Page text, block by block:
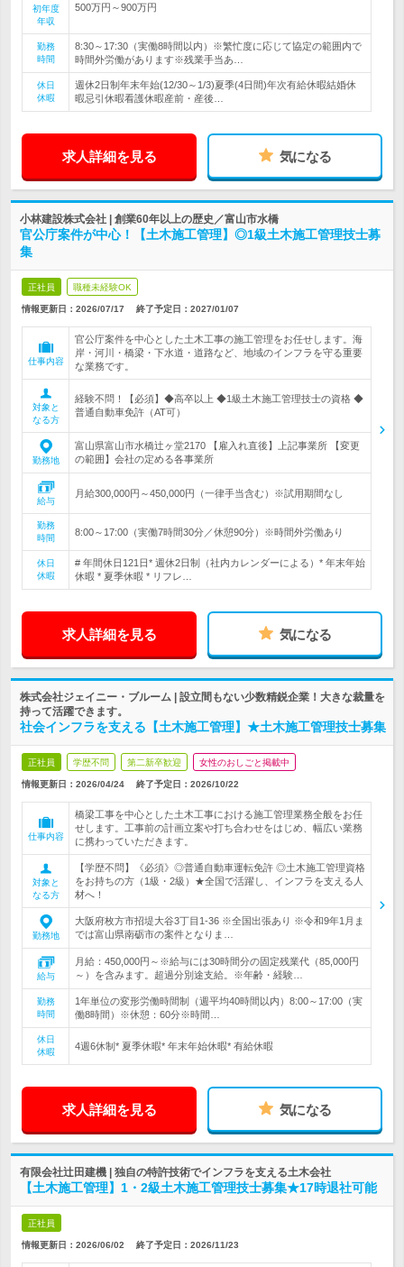
初年度
年収
500万円～900万円
勤務
時間
8:30～17:30（実働8時間以内）※繁忙度に応じて協定の範囲内で
時間外労働があります※残業手当あ…
休日
休暇
週休2日制年末年始(12/30～1/3)夏季(4日間)年次有給休暇結婚休
暇忌引休暇看護休暇産前・産後…
求人詳細を見る 気になる
小林建設株式会社 | 創業60年以上の歴史／富山市水橋
官公庁案件が中心！【土木施工管理】◎1級土木施工管理技士募
集
正社員 職種未経験OK
情報更新日：2026/07/17 終了予定日： 2027/01/07
仕事内容
官公庁案件を中心とした土木工事の施工管理をお任せします。海
岸・河川・橋梁・下水道・道路など、地域のインフラを守る重要
な業務です。
対象と
なる方
経験不問！【必須】◆高卒以上 ◆1級土木施工管理技士の資格 ◆
普通自動車免許（AT可）
勤務地
富山県富山市水橋辻ヶ堂2170 【雇入れ直後】上記事業所 【変更
の範囲】会社の定める各事業所
給与
月給300,000円～450,000円（一律手当含む）※試用期間なし
勤務
時間
8:00～17:00（実働7時間30分／休憩90分）※時間外労働あり
休日
休暇
# 年間休日121日* 週休2日制（社内カレンダーによる）* 年末年始
休暇 * 夏季休暇 * リフレ…
求人詳細を見る 気になる
株式会社ジェイニー・ブルーム | 設立間もない少数精鋭企業！大きな裁量を
持って活躍できます。
社会インフラを支える【土木施工管理】★土木施工管理技士募集
正社員 学歴不問 第二新卒歓迎 女性のおしごと掲載中
情報更新日：2026/04/24 終了予定日： 2026/10/22
仕事内容
橋梁工事を中心とした土木工事における施工管理業務全般をお任
せします。工事前の計画立案や打ち合わせをはじめ、幅広い業務
に携わっていただきます。
対象と
なる方
【学歴不問】《必須》◎普通自動車運転免許 ◎土木施工管理資格
をお持ちの方（1級・2級）★全国で活躍し、インフラを支える人
材へ！
勤務地
大阪府枚方市招堤大谷3丁目1-36 ※全国出張あり ※令和9年1月ま
では富山県南砺市の案件となりま…
給与
月給：450,000円～※給与には30時間分の固定残業代（85,000円
～）を含みます。超過分別途支給。※年齢・経験…
勤務
時間
1年単位の変形労働時間制（週平均40時間以内）8:00～17:00（実
働8時間）※休憩：60分※時間…
休日
休暇
4週6休制* 夏季休暇* 年末年始休暇* 有給休暇
求人詳細を見る 気になる
有限会社辻田建機 | 独自の特許技術でインフラを支える土木会社
【土木施工管理】1・2級土木施工管理技士募集★17時退社可能
正社員
情報更新日：2026/06/02 終了予定日： 2026/11/23